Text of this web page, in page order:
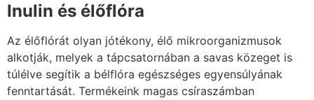
Inulin és élőflóra
Az élőflórát olyan jótékony, élő mikroorganizmusok
alkotják, melyek a tápcsatornában a savas közeget is
túlélve segítik a bélflóra egészséges egyensúlyának
fenntartását. Termékeink magas csíraszámban